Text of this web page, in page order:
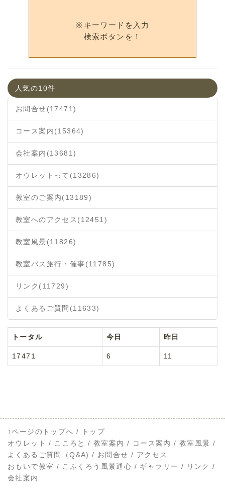
※キーワードを入力
検索ボタンを！
人気の10件
お問合せ(17471)
コース案内(15364)
会社案内 (13681)
オウレットって (13286)
教室のご案内(13189)
教室へのアクセス (12451)
教室風景(11826)
教室バス旅行・催事(11785)
リンク (11729)
よくあるご質問 (11633)
トータル 今日 昨日
17471 6 11
↑ページのトップへ /
トップ
オウレット / こころと /教室案内 / コース案内 /教室風景 /
よくあるご質問（Q&A) / お問合せ / アクセス
おもいで教室 / こふくろう風景通心 / ギャラリー / リンク /
会社案内